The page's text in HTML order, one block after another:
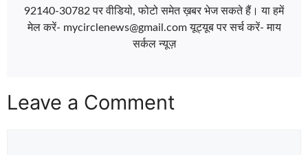
92140-30782 पर वीडियो, फोटो समेत ख़बर भेज सकते हैं। या हमें
मेल करें- mycirclenews@gmail.com यूट्यूब पर सर्च करें- माय
सर्कल न्यूज़
Leave a Comment